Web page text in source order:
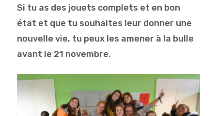
Si tu as des jouets complets et en bon
état et que tu souhaites leur donner une
nouvelle vie, tu peux les amener à la bulle
avant le 21 novembre.